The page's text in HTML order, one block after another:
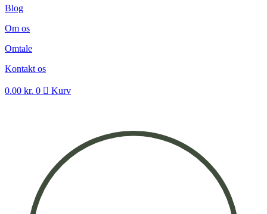
Blog
Om os
Omtale
Kontakt os
0.00 kr. 0 Kurv